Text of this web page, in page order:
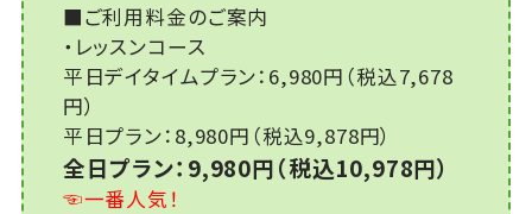
■ご利用料金のご案内
・レッスンコース
平日デイタイムプラン：6,980円（税込7,678
円）
平日プラン：8,980円（税込9,878円）
全日プラン：9,980円（税込10,978円）
☜一番人気！